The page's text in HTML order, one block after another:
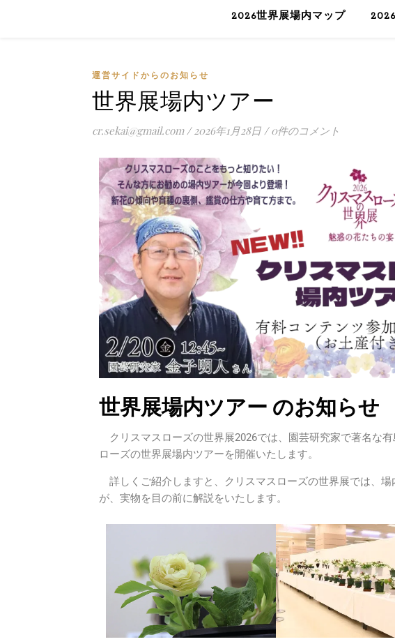
2026世界展場内マップ
運営サイドからのお知らせ
世界展場内ツアー
cr.sekai@gmail.com / 2026年1月28日 / 0件のコメント
世界展場内ツアー のお知らせ
クリスマスローズの世界展2026では、園芸研究家で著名な
ローズの世界展場内ツアーを開催いたします。
詳しくご紹介しますと、クリスマスローズの世界展では、
が、実物を目の前に解説をいたします。